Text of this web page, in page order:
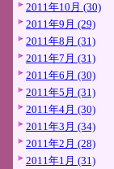
2011年10月 (30)
2011年9月 (29)
2011年8月 (31)
2011年7月 (31)
2011年6月 (30)
2011年5月 (31)
2011年4月 (30)
2011年3月 (34)
2011年2月 (28)
2011年1月 (31)